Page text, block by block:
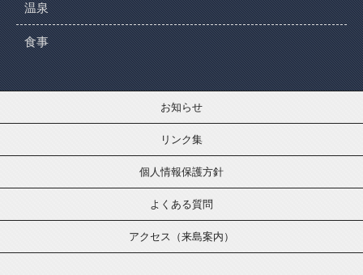
温泉
食事
お知らせ
リンク集
個人情報保護方針
よくある質問
アクセス（来島案内）